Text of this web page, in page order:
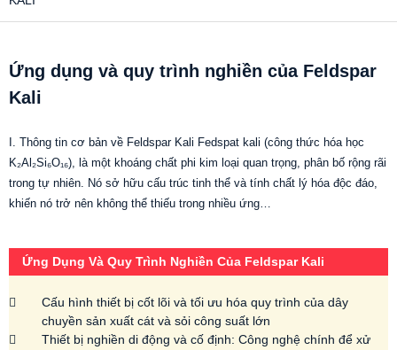
Ứng dụng và quy trình nghiền của Feldspar
Kali
I. Thông tin cơ bản về Feldspar Kali Fedspat kali (công thức hóa học
K₂Al₂Si₆O₁₆), là một khoáng chất phi kim loại quan trọng, phân bố rộng rãi
trong tự nhiên. Nó sở hữu cấu trúc tinh thể và tính chất lý hóa độc đáo,
khiến nó trở nên không thể thiếu trong nhiều ứng…
Ứng Dụng Và Quy Trình Nghiền Của Feldspar Kali
Cấu hình thiết bị cốt lõi và tối ưu hóa quy trình của dây
chuyền sản xuất cát và sỏi công suất lớn
Thiết bị nghiền di động và cố định: Công nghệ chính để xử